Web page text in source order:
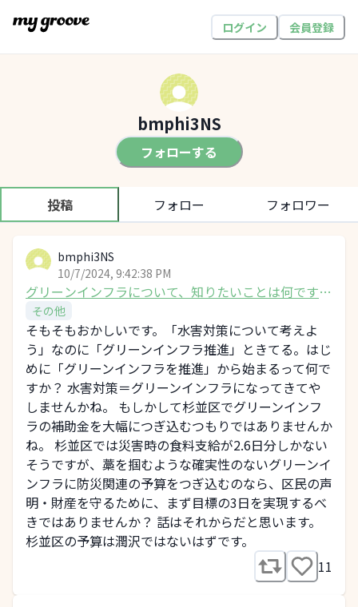
ログイン 会員登録
bmphi3NS
フォローする
投稿 フォロー フォロワー
bmphi3NS
10/7/2024, 9:42:38 PM
グリーンインフラについて、知りたいことは何です
か？
その他
そもそもおかしいです。「水害対策について考えよ
う」なのに「グリーンインフラ推進」ときてる。はじ
めに「グリーンインフラを推進」から始まるって何で
すか？ 水害対策＝グリーンインフラになってきてや
しませんかね。 もしかして杉並区でグリーンインフ
ラの補助金を大幅につぎ込むつもりではありませんか
ね。 杉並区では災害時の食料支給が2.6日分しかない
そうですが、藁を掴むような確実性のないグリーンイ
ンフラに防災関連の予算をつぎ込むのなら、区民の声
明・財産を守るために、まず目標の3日を実現するべ
きではありませんか？ 話はそれからだと思います。
杉並区の予算は潤沢ではないはずです。
11